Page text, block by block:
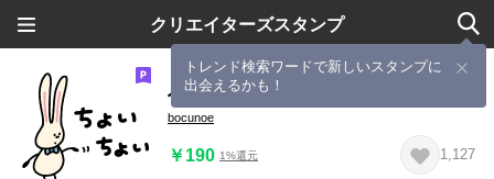
クリエイターズスタンプ
トレンド検索ワードで新しいスタンプに
出会えるかも！
へんてこなうさぎのいとこ
bocunoe
￥190 1%還元 1,127